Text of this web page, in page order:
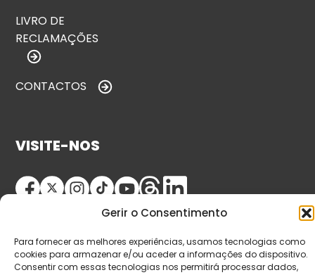
Gerir o Consentimento
Para fornecer as melhores experiências, usamos tecnologias como
cookies para armazenar e/ou aceder a informações do dispositivo.
Consentir com essas tecnologias nos permitirá processar dados,
LIVRO DE
RECLAMAÇÕES
CONTACTOS
VISITE-NOS